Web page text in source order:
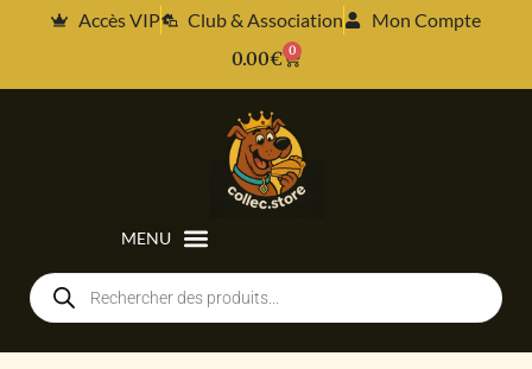
Accès VIP Club & Association
Mon Compte
0.00€ 0